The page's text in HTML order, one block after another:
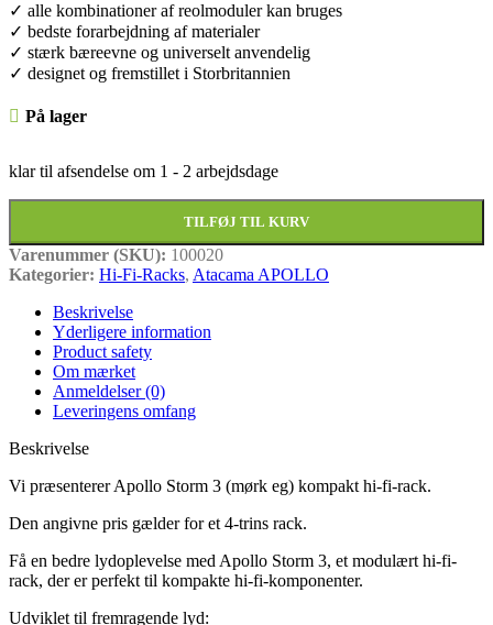
✓ alle kombinationer af reolmoduler kan bruges
✓ bedste forarbejdning af materialer
✓ stærk bæreevne og universelt anvendelig
✓ designet og fremstillet i Storbritannien
På lager
klar til afsendelse om 1 - 2 arbejdsdage
TILFØJ TIL KURV
Varenummer (SKU): 100020
Kategorier: Hi-Fi-Racks, Atacama APOLLO
Beskrivelse
Yderligere information
Product safety
Om mærket
Anmeldelser (0)
Leveringens omfang
Beskrivelse
Vi præsenterer Apollo Storm 3 (mørk eg) kompakt hi-fi-rack.
Den angivne pris gælder for et 4-trins rack.
Få en bedre lydoplevelse med Apollo Storm 3, et modulært hi-fi-
rack, der er perfekt til kompakte hi-fi-komponenter.
Udviklet til fremragende lyd: